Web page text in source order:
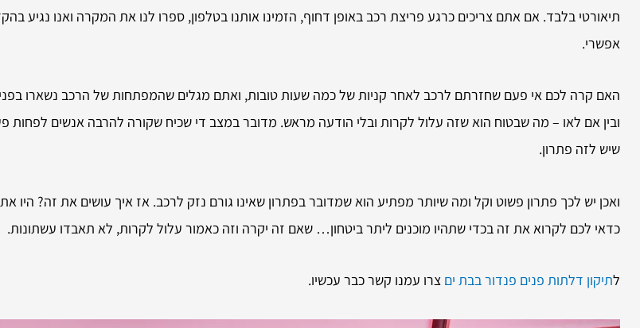
תיאורטי בלבד. אם אתם צריכים כרגע פריצת רכב באופן דחוף, הזמינו אותנו בטלפון, ספרו לנו את המקרה ואנו
אפשרי.
האם קרה לכם אי פעם שחזרתם לרכב לאחר קניות של כמה שעות טובות, ואתם מגלים שהמפתחות של הרכב נשארו
ובין אם לאו – מה שבטוח הוא שזה עלול לקרות ובלי הודעה מראש. מדובר במצב די שכיח שקורה להרבה אנשים לפחות
שיש לזה פתרון.
ואכן יש לכך פתרון פשוט וקל ומה שיותר מפתיע הוא שמדובר בפתרון שאינו גורם נזק לרכב. אז איך עושים את זה?
כדאי לכם לקרוא את זה בכדי שתהיו מוכנים ליתר ביטחון… שאם זה יקרה וזה כאמור עלול לקרות, לא תאבדו עשתונות.
לתיקון דלתות פנים פנדור בבת ים צרו עמנו קשר כבר עכשיו.